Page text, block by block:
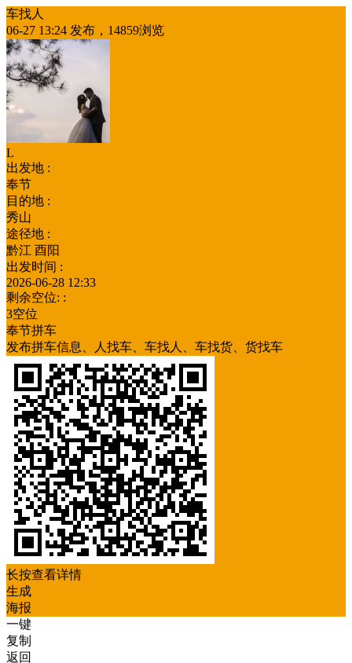
车找人
06-27 13:24 发布，14859浏览
L
出发地 :
奉节
目的地 :
秀山
途径地 :
黔江 酉阳
出发时间 :
2026-06-28 12:33
剩余空位: :
3空位
奉节拼车
发布拼车信息、人找车、车找人、车找货、货找车
长按查看详情
生成
海报
一键
复制
返回